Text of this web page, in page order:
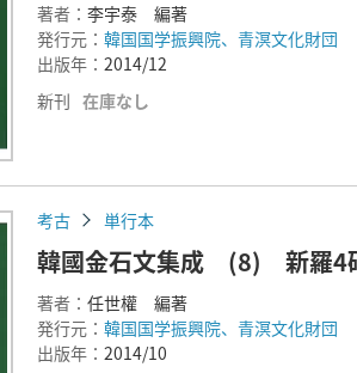
著者： 李宇泰 編著
発行元： 韓国国学振興院、青溟文化財団
出版年： 2014/12
新刊 在庫なし
考古 単行本
韓國金石文集成 (8) 新羅4
著者： 任世權 編著
発行元： 韓国国学振興院、青溟文化財団
出版年： 2014/10